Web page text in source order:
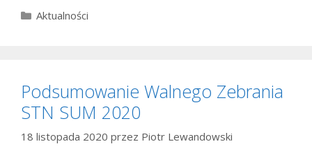
Kategorie
Aktualności
Podsumowanie Walnego Zebrania
STN SUM 2020
18 listopada 2020 przez Piotr Lewandowski